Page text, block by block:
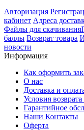
Авторизация
кабинет Адреса
Файлы для скачивания
баллы Возврат товара
новости
Информация
Как оформить
О нас
Доставка и
Условия
Гарантийное
Наши Контакты
Оферта